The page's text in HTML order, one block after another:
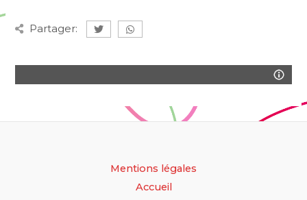
Partager:
Mentions légales
Accueil